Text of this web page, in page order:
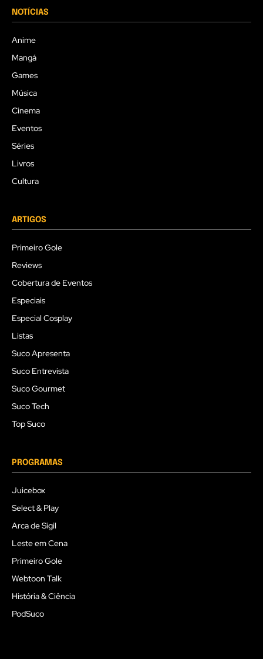
NOTÍCIAS
Anime
Mangá
Games
Música
Cinema
Eventos
Séries
Livros
Cultura
ARTIGOS
Primeiro Gole
Reviews
Cobertura de Eventos
Especiais
Especial Cosplay
Listas
Suco Apresenta
Suco Entrevista
Suco Gourmet
Suco Tech
Top Suco
PROGRAMAS
Juicebox
Select & Play
Arca de Sigil
Leste em Cena
Primeiro Gole
Webtoon Talk
História & Ciência
PodSuco